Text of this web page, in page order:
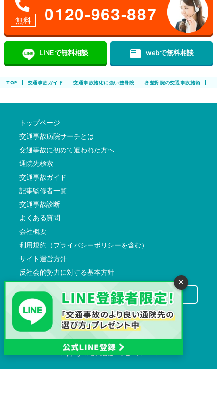
無料 0120-963-887
LINEで無料相談 featured_play_list webで無料相談
TOP 交通事故ガイド 交通事故施術に強い整骨院 各整骨院の交通事故施術
トップページ
交通事故病院サーチとは
交通事故に初めて遭われた方へ
通院先検索
交通事故ガイド
記事監修者一覧
交通事故診断
よくある質問
会社概要
利用規約（プライバシーポリシーを含む）
サイト運営方針
反社会的勢力に対する基本方針
交通事故病院サーチに掲載希望の先生方へ
Copyrights株式会社ハッピーズ2026
×